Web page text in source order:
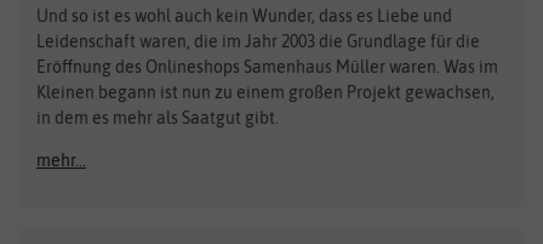
Zimmer & Kübelpflanzen
Kataloge
Schnäppchen
Anzucht & Gartenzubehör
Anzuchtschalen
BIOWOL
Blumicorn
Bûten Birds
Feldsaaten Freudenberger
Fertil
Flora Elite
Und so ist es wohl auch kein Wunder, dass es Liebe und
Leidenschaft waren, die im Jahr 2003 die Grundlage für die
Eröffnung des Onlineshops Samenhaus Müller waren. Was im
Kleinen begann ist nun zu einem großen Projekt gewachsen,
in dem es mehr als Saatgut gibt.
mehr...